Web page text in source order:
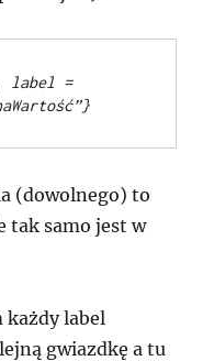
label =
(dowolnego) to
tak samo jest w
każdy label
gwiazdkę a tu